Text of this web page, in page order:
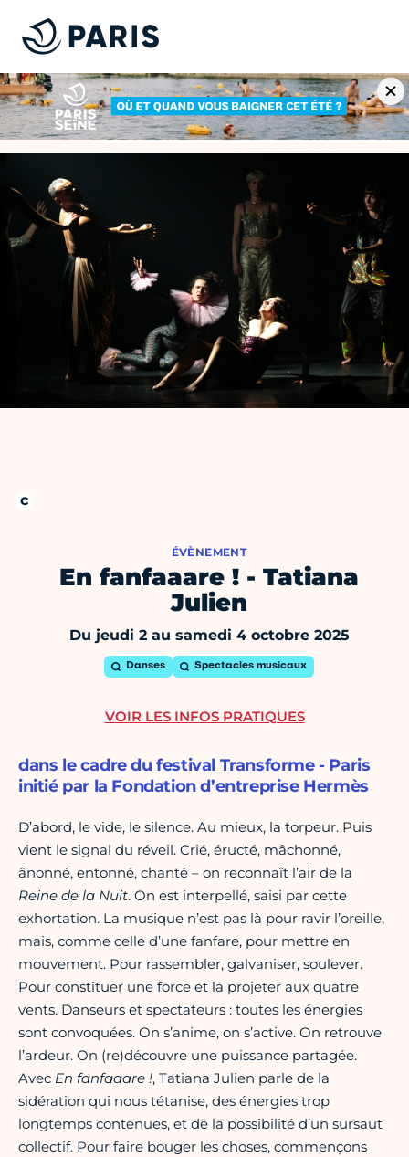
ÉVÈNEMENT
En fanfaaare ! - Tatiana
Julien
Du jeudi 2 au samedi 4 octobre 2025
Danses Spectacles musicaux
dans le cadre du festival Transforme - Paris
initié par la Fondation d’entreprise Hermès
D’abord, le vide, le silence. Au mieux, la torpeur. Puis
vient le signal du réveil. Crié, éructé, mâchonné,
ânonné, entonné, chanté – on reconnaît l’air de la
Reine de la Nuit. On est interpellé, saisi par cette
exhortation. La musique n’est pas là pour ravir l’oreille,
mais, comme celle d’une fanfare, pour mettre en
mouvement. Pour rassembler, galvaniser, soulever.
Pour constituer une force et la projeter aux quatre
vents. Danseurs et spectateurs : toutes les énergies
sont convoquées. On s’anime, on s’active. On retrouve
l’ardeur. On (re)découvre une puissance partagée.
Avec En fanfaaare !, Tatiana Julien parle de la
sidération qui nous tétanise, des énergies trop
longtemps contenues, et de la possibilité d’un sursaut
collectif. Pour faire bouger les choses, commençons
VOIR LES INFOS PRATIQUES